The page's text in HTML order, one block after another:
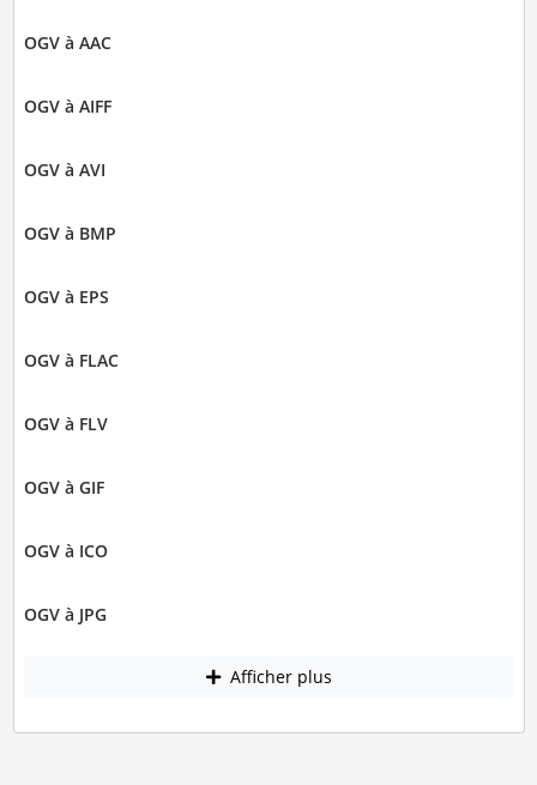
OGV à AAC
OGV à AIFF
OGV à AVI
OGV à BMP
OGV à EPS
OGV à FLAC
OGV à FLV
OGV à GIF
OGV à ICO
OGV à JPG
Afficher plus